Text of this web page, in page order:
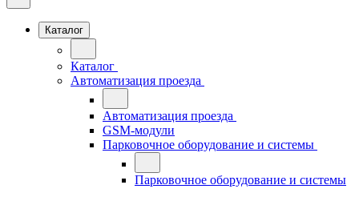
Каталог
Каталог
Автоматизация проезда
Автоматизация проезда
GSM-модули
Парковочное оборудование и системы
Парковочное оборудование и системы